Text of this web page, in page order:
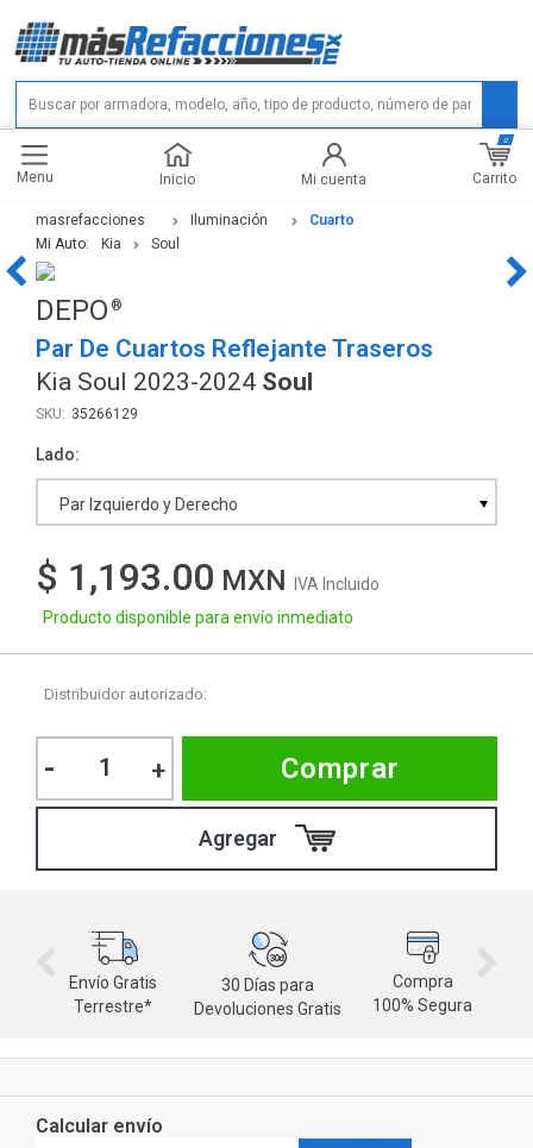
Menu Inicio Mi cuenta Carrito
0
masrefacciones Iluminación
Cuarto
Mi Auto:
Kia Soul
DEPO
Par De Cuartos Reflejante Traseros
Kia Soul 2023-2024 Soul
35266129
Lado
Par Izquierdo y Derecho
$ 1,193.00
IVA Incluido
Producto disponible para envío inmediato
Distribuidor autorizado:
- + Comprar
Envío Gratis
Terrestre*
30 Días para
Devoluciones Gratis
Compra
100% Segura
Calcular envío